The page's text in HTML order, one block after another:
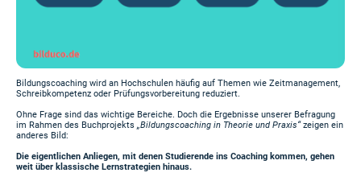
Bildungscoaching wird an Hochschulen häufig auf Themen wie Zeitmanagement,
Schreibkompetenz oder Prüfungsvorbereitung reduziert.
Ohne Frage sind das wichtige Bereiche. Doch die Ergebnisse unserer Befragung
im Rahmen des Buchprojekts „Bildungscoaching in Theorie und Praxis“zeigen ein
anderes Bild:
Die eigentlichen Anliegen, mit denen Studierende ins Coaching kommen, gehen
weit über klassische Lernstrategien hinaus.